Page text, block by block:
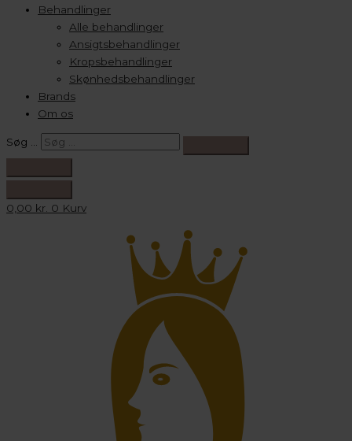
Behandlinger
Alle behandlinger
Ansigtsbehandlinger
Kropsbehandlinger
Skønhedsbehandlinger
Brands
Om os
Søg …
0,00 kr. 0 Kurv